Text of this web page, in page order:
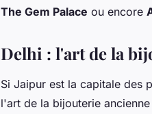
The Gem Palace ou encore
Delhi : l'art de la
Si Jaipur est la capitale des
l'art de la bijouterie